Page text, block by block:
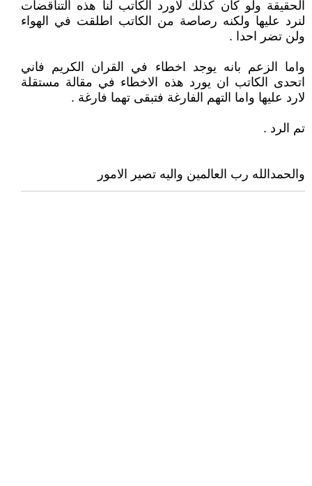
الحقيقة ولو كان كذلك لاورد الكاتب لنا هذه التناقضات
لنرد عليها ولكنه رصاصة من الكاتب اطلقت في الهواء
ولن تضر احدا .
واما الزعم بانه يوجد اخطاء في القران الكريم فاني
اتحدى الكاتب ان يورد هذه الاخطاء في مقالة مستقلة
لارد عليها واما التهم الفارغة فتبقى تهما فارغة .
تم الرد .
والحمدالله رب العالمين واليه تصير الامور